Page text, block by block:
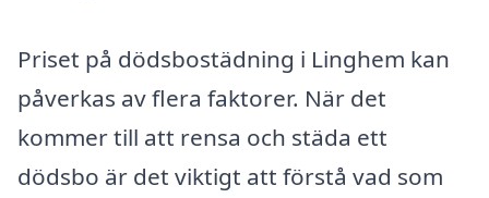
Priset på dödsbostädning i Linghem kan
påverkas av flera faktorer. När det
kommer till att rensa och städa ett
dödsbo är det viktigt att förstå vad som